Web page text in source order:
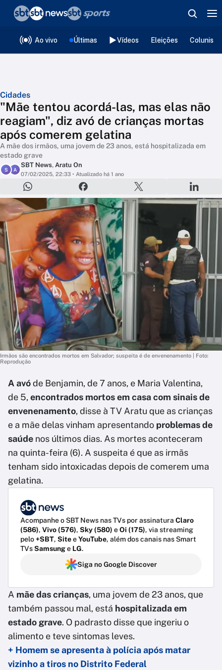
Ao vivo Últimas Vídeos Eleições
Cidades
"Mãe tentou acordá-las, mas elas não
reagiam", diz avó de crianças mortas
após comerem gelatina
A mãe dos irmãos, uma jovem de 23 anos, está hospitalizada em
estado grave
S A
SBT News, Aratu On
07/02/2025, 22:33 • Atualizado há 1 ano
Irmãos são encontrados mortos em Salvador; suspeita é de envenenamento | Foto:
Reprodução
A avóde Benjamin, de 7 anos, e Maria Valentina,
de 5, encontrados mortos em casa com sinais de
envenenamento, disse à TV Aratu que as crianças
e a mãe delas vinham apresentando problemas de
saúde nos últimos dias. As mortes aconteceram
na quinta-feira (6). A suspeita é que as irmãs
tenham sido intoxicadas depois de comerem uma
gelatina.
Acompanhe o SBT News nas TVs por assinatura Claro
(586), Vivo (576), Sky (580) eOi (175), via streaming
pelo+SBT, SiteeYouTube, além dos canais nas Smart
TVsSamsunge LG.
Siga no Google Discover
A mãe das crianças, uma jovem de 23 anos, que
também passou mal, está hospitalizada em
estado grave. O padrasto disse que ingeriu o
alimento e teve sintomas leves.
+ Homem se apresenta à polícia após matar
vizinho a tiros no Distrito Federal
❮voltar
Editorias